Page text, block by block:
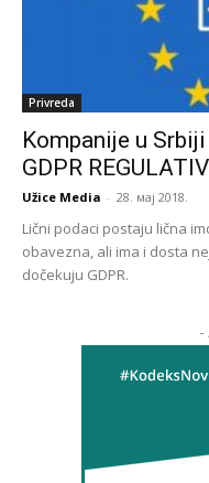
Privreda
Kompanije u
GDPR
Užice Media - 28. мај 2018.
Lični podaci postaju lična
obavezna, ali ima i dosta
dočekuju GDPR.
-